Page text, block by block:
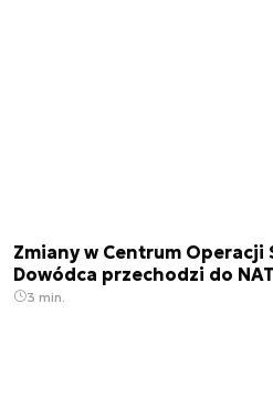
Zmiany w Centrum
Dowódca przechodzi do
3 min.